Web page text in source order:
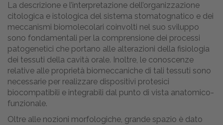
La descrizione e l’interpretazione dell’organizzazione
citologica e istologica del sistema stomatognatico e dei
meccanismi biomolecolari coinvolti nel suo sviluppo
sono fondamentali per la comprensione dei processi
patogenetici che portano alle alterazioni della fisiologia
dei tessuti della cavità orale. Inoltre, le conoscenze
relative alle proprietà biomeccaniche di tali tessuti sono
necessarie per realizzare dispositivi protesici
biocompatibili e integrabili dal punto di vista anatomico-
funzionale.
Oltre alle nozioni morfologiche, grande spazio è dato